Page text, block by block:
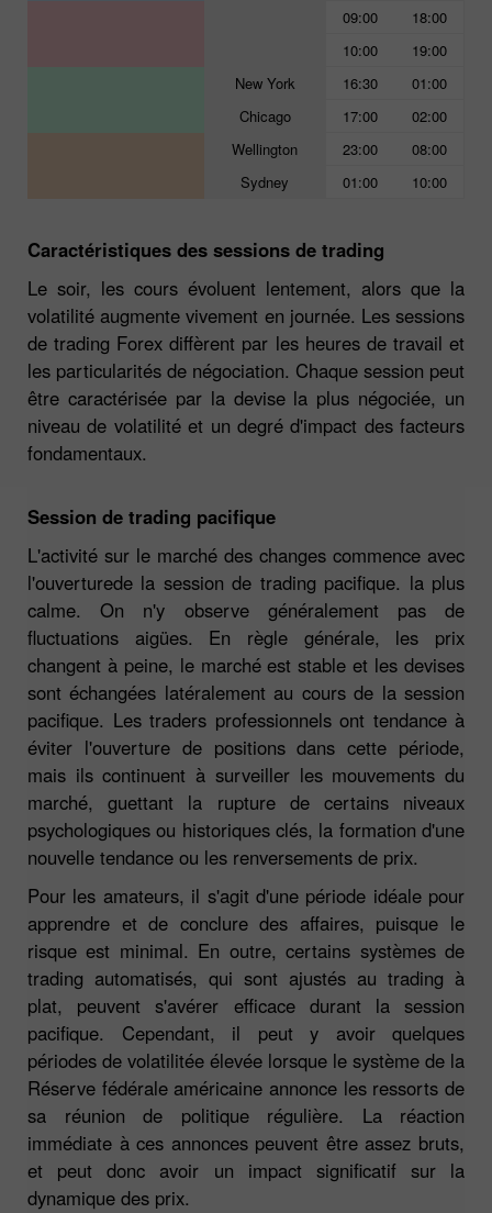
09:00
18:00
10:00
19:00
New York
16:30
01:00
Chicago
17:00
02:00
Wellington
23:00
08:00
Sydney
01:00 10:00
Caractéristiques des sessions de trading
Le soir, les cours évoluent lentement, alors que la
volatilité augmente vivement en journée. Les sessions
de trading Forex diffèrent par les heures de travail et
les particularités de négociation. Chaque session peut
être caractérisée par la devise la plus négociée, un
niveau de volatilité et un degré d'impact des facteurs
fondamentaux.
Session de trading pacifique
L'activité sur le marché des changes commence avec
l'ouverturede la session de trading pacifique. la plus
calme. On n'y observe généralement pas de
fluctuations aigües. En règle générale, les prix
changent à peine, le marché est stable et les devises
sont échangées latéralement au cours de la session
pacifique. Les traders professionnels ont tendance à
éviter l'ouverture de positions dans cette période,
mais ils continuent à surveiller les mouvements du
marché, guettant la rupture de certains niveaux
psychologiques ou historiques clés, la formation d'une
nouvelle tendance ou les renversements de prix.
Pour les amateurs, il s'agit d'une période idéale pour
apprendre et de conclure des affaires, puisque le
risque est minimal. En outre, certains systèmes de
trading automatisés, qui sont ajustés au trading à
plat, peuvent s'avérer efficace durant la session
pacifique. Cependant, il peut y avoir quelques
périodes de volatilitée élevée lorsque le système de la
Réserve fédérale américaine annonce les ressorts de
sa réunion de politique régulière. La réaction
immédiate à ces annonces peuvent être assez bruts,
et peut donc avoir un impact significatif sur la
dynamique des prix.